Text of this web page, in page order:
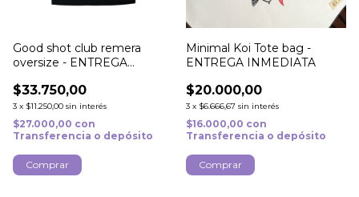
Good shot club remera
oversize - ENTREGA
$33.750,00
3 x $11.250,00 sin interés
$27.000,00 con
Transferencia o depósito
Comprar
Minimal Koi Tote bag -
ENTREGA INMEDIATA
$20.000,00
3 x $6.666,67 sin interés
$16.000,00 con
Transferencia o depósito